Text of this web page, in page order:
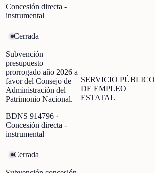
Concesión directa -
instrumental
Cerrada
Subvención
presupuesto
prorrogado año 2026 a
favor del Consejo de
Administración del
Patrimonio Nacional.
BDNS 914796 ·
Concesión directa -
instrumental
SERVICIO PÚBLICO
DE EMPLEO
ESTATAL
Cerrada